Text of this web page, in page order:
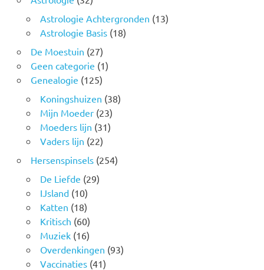
Astrologie Achtergronden (13)
Astrologie Basis(18)
De Moestuin (27)
Geen categorie (1)
Genealogie (125)
Koningshuizen (38)
Mijn Moeder(23)
Moeders lijn (31)
Vaders lijn (22)
Hersenspinsels(254)
De Liefde (29)
IJsland(10)
Katten (18)
Kritisch (60)
Muziek(16)
Overdenkingen (93)
Vaccinaties(41)